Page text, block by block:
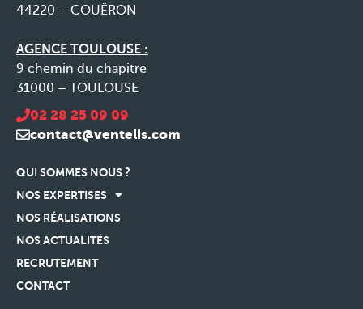
44220 – COUËRON
AGENCE TOULOUSE :
9 chemin du chapitre
31000 – TOULOUSE
02 28 25 09 09
contact@ventelis.com
QUI SOMMES NOUS ?
NOS EXPERTISES
NOS RÉALISATIONS
NOS ACTUALITÉS
RECRUTEMENT
CONTACT